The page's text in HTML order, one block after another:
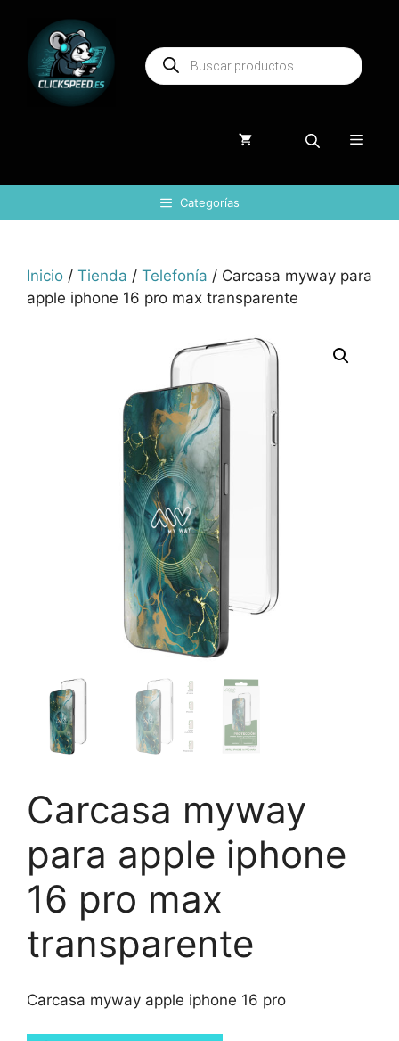
contenido
Búsqueda
de
productos
Menú
Categorías
Inicio / Tienda / Telefonía / Carcasa myway para
apple iphone 16 pro max transparente
Carcasa myway
para apple iphone
16 pro max
transparente
Carcasa myway apple iphone 16 pro